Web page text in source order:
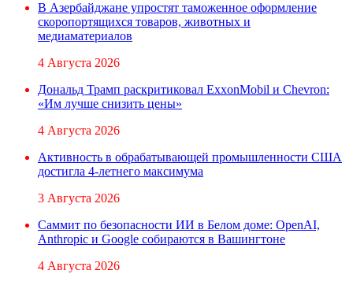
В Азербайджане упростят таможенное оформление
скоропортящихся товаров, животных и
медиаматериалов
4 Августа 2026
Дональд Трамп раскритиковал ExxonMobil и Chevron:
«Им лучше снизить цены»
4 Августа 2026
Активность в обрабатывающей промышленности США
достигла 4-летнего максимума
3 Августа 2026
Саммит по безопасности ИИ в Белом доме: OpenAI,
Anthropic и Google собираются в Вашингтоне
4 Августа 2026